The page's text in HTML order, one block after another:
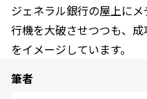
ジェネラル銀行の屋上に
行機を大破させつつも、
をイメージしています。
筆者